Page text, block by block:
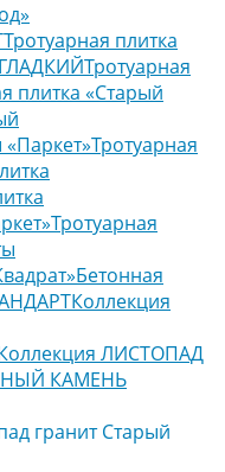
Тротуарная плитка
Тротуарная
плитка «Старый
Тротуарная
Тротуарная
Бетонная
Коллекция
ЛИСТОПАД
КАМЕНЬ
гранит Старый